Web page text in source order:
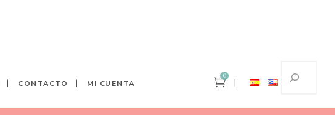
CONTACTO MI CUENTA
0